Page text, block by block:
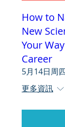
How to
New
Your
Career
5月14日周
更多資訊